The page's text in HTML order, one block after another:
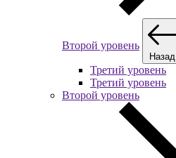
Второй уровень
Назад
Третий уровень
Третий уровень
Второй уровень